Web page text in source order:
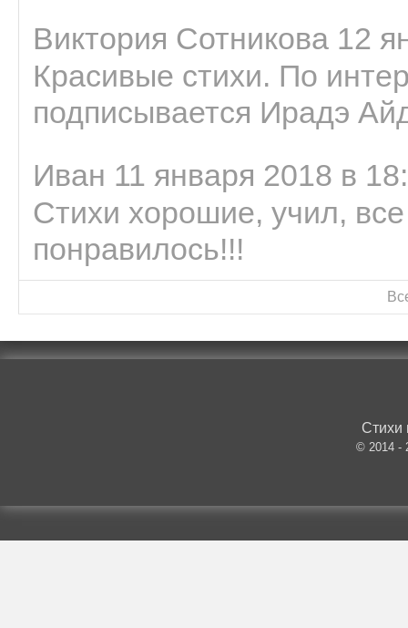
Виктория Сотникова 12
Красивые стихи. По
подписывается Ирадэ
Иван 11 января 2018 в
Стихи хорошие, учил,
понравилось!!!
Стихи
© 2014 -